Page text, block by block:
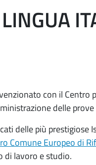
con il Centro
delle prove
delle più
Comune Europeo di
di lavoro e studio.